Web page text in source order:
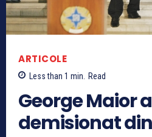
ARTICOLE
Less than 1 min. Read
George Maior a
demisionat